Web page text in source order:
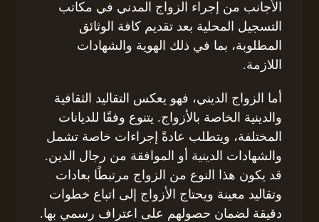
الأجانب من إجراء الزواج المدني في مكاتب
التسجيل المحلية بعد تقديم كافة الوثائق
المطلوبة، بما في ذلك الهوية والشهادات
اللازمة.
أما الزواج الديني، فهو يعكس التقاليد الثقافية
والدينية الخاصة بالأزواج. يتنوع وفقًا للديانات
المختلفة، ويتطلب عادةً إجراءات خاصة تشمل
والشهادات الدينية أو الموافقة من رجال الدين.
قد يكون هذا النوع من الزواج مرتبطًا بعادات
وتقاليد معينة ويحتاج الأزواج إلى اتباع خطوات
دقيقة لضمان حصولهم على اعتراف رسمي بها.